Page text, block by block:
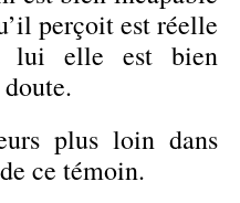
perçoit est réelle
lui elle est bien
plus loin dans
ce témoin.